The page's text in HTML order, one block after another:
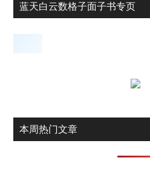
蓝天白云数格子面子书专页
本周热门文章